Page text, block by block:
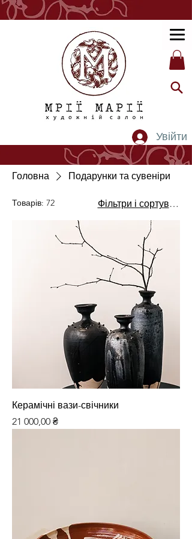
Увійти
Головна Подарунки та сувеніри
Товарів: 72 Фільтри і сортування
Керамічні вази-свічники
Ціна
21 000,00 ₴